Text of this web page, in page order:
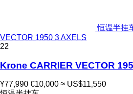
恒温半挂
VECTOR 1950 3 AXELS
22
Krone CARRIER VECTOR
¥77,990 €10,000 ≈ US$11,550